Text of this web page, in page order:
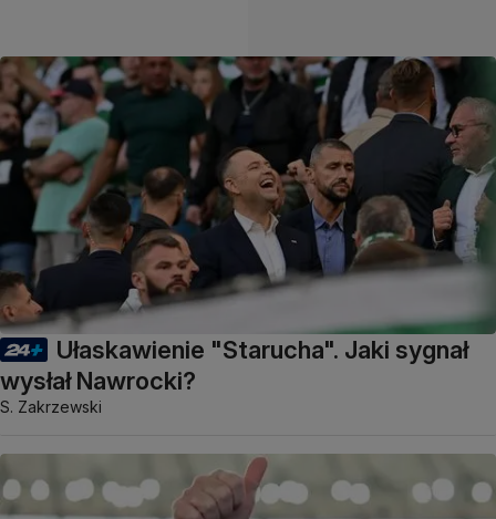
Ułaskawienie "Starucha". Jaki sygnał
wysłał Nawrocki?
S. Zakrzewski